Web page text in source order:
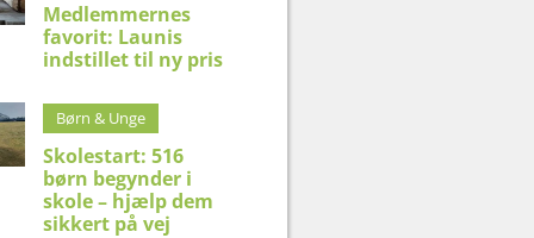
Medlemmernes
favorit: Launis
indstillet til ny pris
Børn & Unge
Skolestart: 516
børn begynder i
skole – hjælp dem
sikkert på vej